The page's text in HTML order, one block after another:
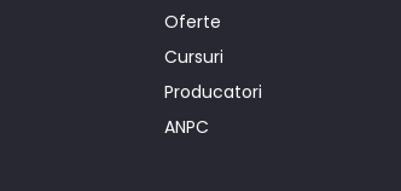
Oferte
Cursuri
Producatori
ANPC